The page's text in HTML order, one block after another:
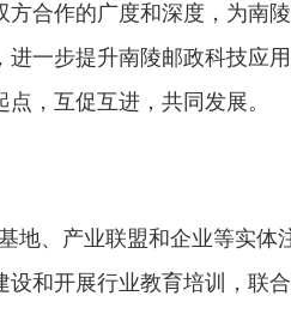
合作的广度和深度，为南
一步提升南陵邮政科技应
， 互促互进，共同发展。
地、产业联盟和企业等实体
设和开展行业教育培训，